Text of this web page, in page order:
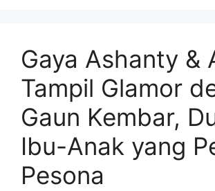
Gaya Ashanty &
Tampil Glamor
Gaun Kembar,
Ibu-Anak yang
Pesona